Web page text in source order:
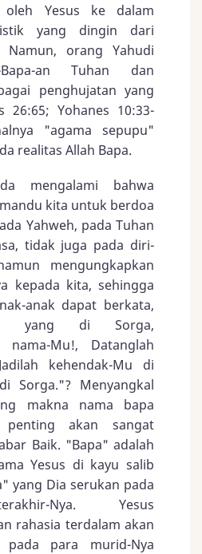
oleh Yesus ke dalam
yang dingin dari
Namun, orang Yahudi
an Tuhan dan
penghujatan yang
26:65; Yohanes 10:33-
"agama sepupu"
realitas Allah Bapa.
mengalami bahwa
kita untuk berdoa
Yahweh, pada Tuhan
tidak juga pada diri-
mengungkapkan
kepada kita, sehingga
anak dapat berkata,
yang di Sorga,
nama-Mu!, Datanglah
kehendak-Mu di
Sorga."? Menyangkal
makna nama bapa
akan sangat
Baik. "Bapa" adalah
Yesus di kayu salib
yang Dia serukan pada
Nya. Yesus
rahasia terdalam akan
pada para murid-Nya